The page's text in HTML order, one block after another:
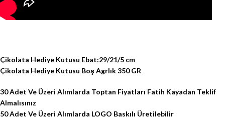
Çikolata Hediye Kutusu Ebat:29/21/5 cm
Çikolata Hediye Kutusu Boş Agrlık 350 GR
30 Adet Ve Üzeri Alımlarda Toptan Fiyatları Fatih Kayadan Teklif
Almalısınız
50 Adet Ve Üzeri Alımlarda LOGO Baskılı Üretilebilir